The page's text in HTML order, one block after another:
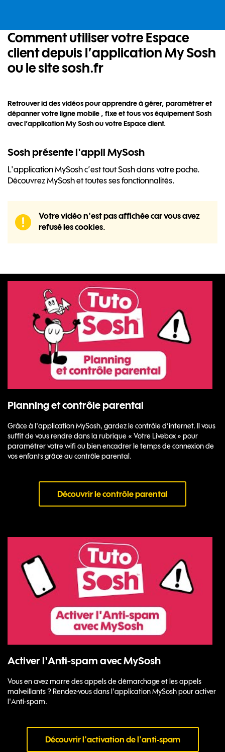
Commentutiliser votre Espace
client depuis l’application My Sosh
ou le site sosh.fr
Retrouver ici des vidéos pour apprendre à gérer, paramétrer et
dépanner votre ligne mobile , fixe et tous vos équipement Sosh
avec l’application My Sosh ou votre Espace client.
Sosh présente l'appli MySosh
L'application MySosh c’est tout Sosh dans votre poche.
Découvrez MySosh et toutes ses fonctionnalités.
Votre vidéo n'est pas affichée car vous avez
refusé les cookies.
Planning et contrôie parental
Grâce à l'application MySosh, gardez le contrôle d’internet. Il vous
suffit de vous rendre dans la rubrique « Votre Livebox » pour
paramétrer votre wifi ou bien encadrer le temps de connexion de
vos enfants grâce au contrôle parental.
Découvrir le contrôle parental
Activer l'Anti-spam avec MySosh
Vous en avez marre des appels de démarchage et les appels
malveillants ? Rendez-vous dans l'application MySosh pour activer
l'Anti-spam.
Découvrir l'activation de l'anti-spam